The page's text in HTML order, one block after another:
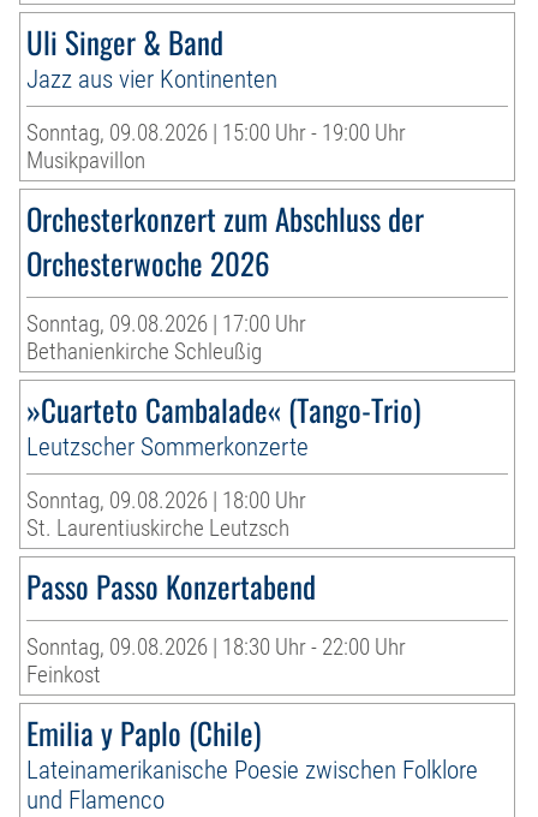
Uli Singer & Band
Jazz aus vier Kontinenten
Sonntag, 09.08.2026 | 15:00 Uhr - 19:00 Uhr
Musikpavillon
Orchesterkonzert zum Abschluss der
Orchesterwoche 2026
Sonntag, 09.08.2026 | 17:00 Uhr
Bethanienkirche Schleußig
»Cuarteto Cambalade« (Tango-Trio)
Leutzscher Sommerkonzerte
Sonntag, 09.08.2026 | 18:00 Uhr
St. Laurentiuskirche Leutzsch
Passo Passo Konzertabend
Sonntag, 09.08.2026 | 18:30 Uhr - 22:00 Uhr
Feinkost
Emilia y Paplo (Chile)
Lateinamerikanische Poesie zwischen Folklore
und Flamenco